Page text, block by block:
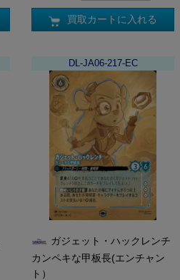
買取カートに入れる
DL-JA06-217-EC
ガジェット・ハックレンチ
カンペキな甲板長(エンチャン
ト）